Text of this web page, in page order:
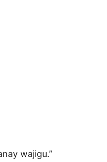
wajigu.”